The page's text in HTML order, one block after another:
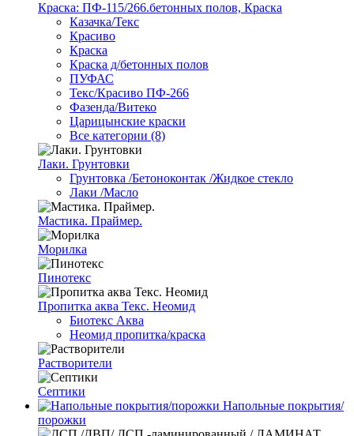
Краска: ПФ-115/266.бетонных полов, Краска
Казачка/Текс
Красиво
Краска
Краска д/бетонных полов
ПУФАС
Текс/Красиво ПФ-266
Фазенда/Витеко
Царицынские краски
Все категории (8)
Лаки. Грунтовки
Грунтовка /Бетоноконтак /Жидкое стекло
Лаки /Масло
Мастика. Праймер.
Морилка
Пинотекс
Пропитка аква Текс. Неомид
Биотекс Аква
Неомид пропитка/краска
Растворители
Септики
Напольные покрытия/
порожки